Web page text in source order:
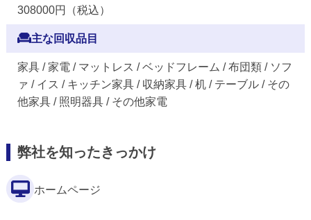
308000円（税込）
主な回収品目
家具 / 家電 / マットレス / ベッドフレーム / 布団類 / ソフ
ァ / イス / キッチン家具 / 収納家具 / 机 / テーブル / その
他家具 / 照明器具 / その他家電
弊社を知ったきっかけ
ホームページ